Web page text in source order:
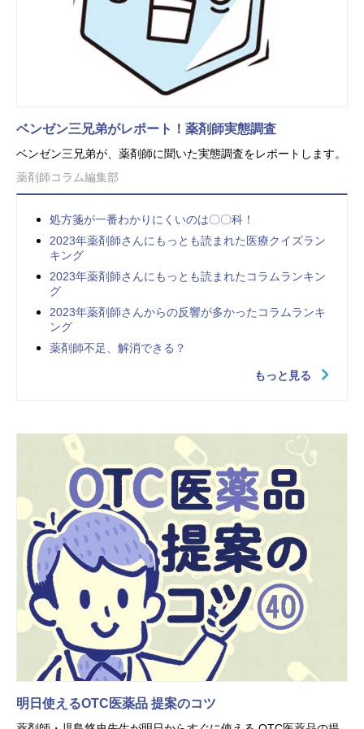
ベンゼン三兄弟がレポート！薬剤師実態調査
ベンゼン三兄弟が、薬剤師に聞いた実態調査をレポートします。
薬剤師コラム編集部
処方箋が一番わかりにくいのは〇〇科！
2023年薬剤師さんにもっとも読まれた医療クイズラン
キング
2023年薬剤師さんにもっとも読まれたコラムランキン
グ
2023年薬剤師さんからの反響が多かったコラムランキ
ング
薬剤師不足、解消できる？
もっと見る
明日使えるOTC医薬品 提案のコツ